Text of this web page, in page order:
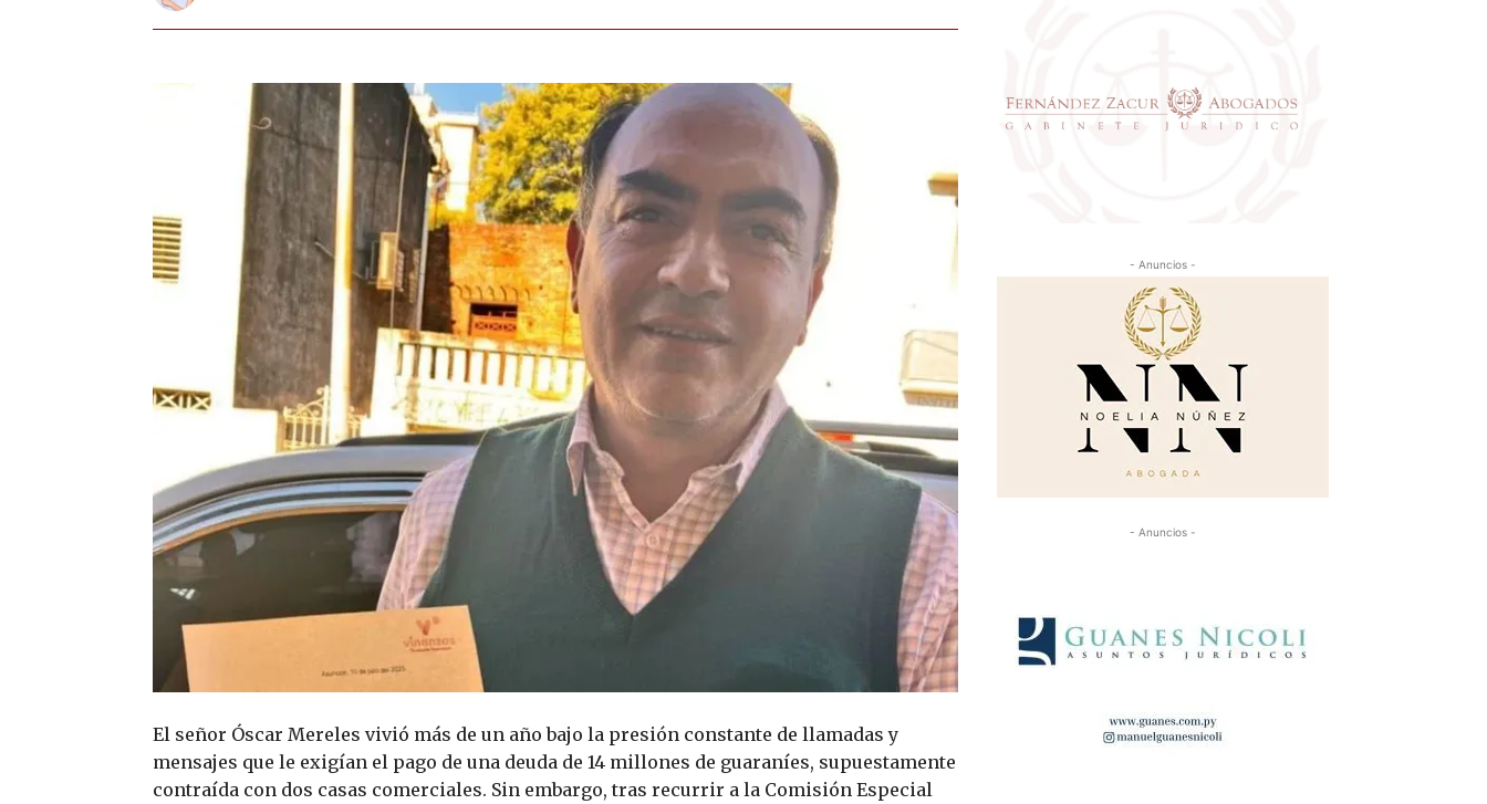
El señor Óscar Mereles vivió más de un año bajo la presión constante de llamadas y
mensajes que le exigían el pago de una deuda de 14 millones de guaraníes, supuestamente
contraída con dos casas comerciales. Sin embargo, tras recurrir a la Comisión Especial
- Anuncios -
- Anuncios -